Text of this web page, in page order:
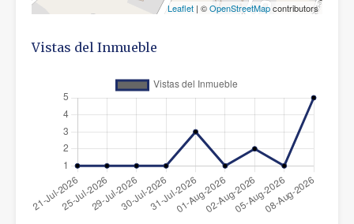
Leaflet | ©OpenStreetMapcontributors
Vistas del Inmueble